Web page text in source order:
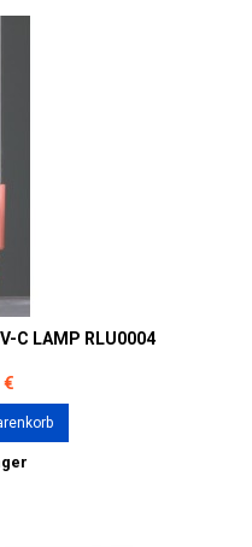
C LAMP RLU0004